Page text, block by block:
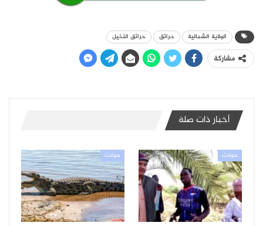
الولاية الشمالية حرائق حرائق النخيل
مشاركة
أخبار ذات صلة
حوادث حوادث